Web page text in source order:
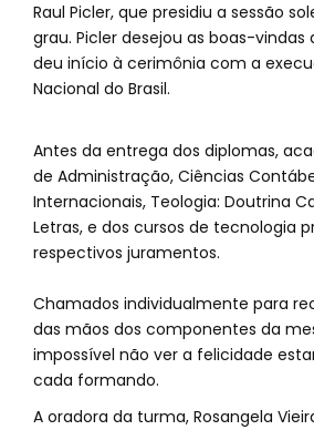
Raul Picler, que presidiu a sessão
grau. Picler desejou as boas-
deu início à cerimônia com a
Nacional do Brasil.
Antes da entrega dos diplomas,
de Administração, Ciências
Internacionais, Teologia: Doutrina
Letras, e dos cursos de tecnologia
respectivos juramentos.
Chamados individualmente para
das mãos dos componentes da
impossível não ver a felicidade
cada formando.
A oradora da turma, Rosangela